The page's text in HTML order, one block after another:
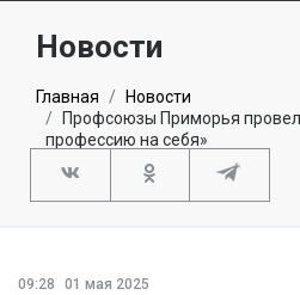
Новости
Главная
Новости
Профсоюзы Приморья
профессию на себя»
09:28
01 мая 2025